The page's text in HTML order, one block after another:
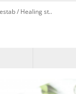
/ Healing st..